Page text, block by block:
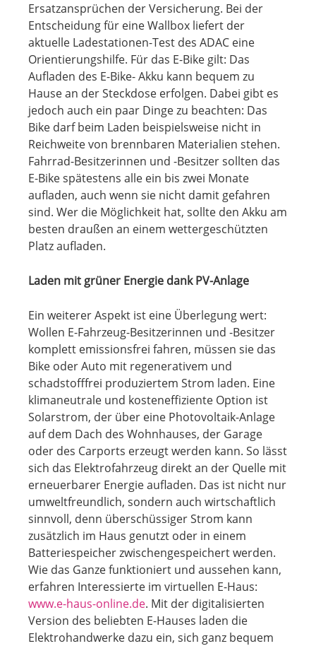
Ersatzansprüchen der Versicherung. Bei der
Entscheidung für eine Wallbox liefert der
aktuelle Ladestationen-Test des ADAC eine
Orientierungshilfe. Für das E-Bike gilt: Das
Aufladen des E-Bike- Akku kann bequem zu
Hause an der Steckdose erfolgen. Dabei gibt es
jedoch auch ein paar Dinge zu beachten: Das
Bike darf beim Laden beispielsweise nicht in
Reichweite von brennbaren Materialien stehen.
Fahrrad-Besitzerinnen und -Besitzer sollten das
E-Bike spätestens alle ein bis zwei Monate
aufladen, auch wenn sie nicht damit gefahren
sind. Wer die Möglichkeit hat, sollte den Akku am
besten draußen an einem wettergeschützten
Platz aufladen.
Laden mit grüner Energie dank PV-Anlage
Ein weiterer Aspekt ist eine Überlegung wert:
Wollen E-Fahrzeug-Besitzerinnen und -Besitzer
komplett emissionsfrei fahren, müssen sie das
Bike oder Auto mit regenerativem und
schadstofffrei produziertem Strom laden. Eine
klimaneutrale und kosteneffiziente Option ist
Solarstrom, der über eine Photovoltaik-Anlage
auf dem Dach des Wohnhauses, der Garage
oder des Carports erzeugt werden kann. So lässt
sich das Elektrofahrzeug direkt an der Quelle mit
erneuerbarer Energie aufladen. Das ist nicht nur
umweltfreundlich, sondern auch wirtschaftlich
sinnvoll, denn überschüssiger Strom kann
zusätzlich im Haus genutzt oder in einem
Batteriespeicher zwischengespeichert werden.
Wie das Ganze funktioniert und aussehen kann,
erfahren Interessierte im virtuellen E-Haus:
www.e-haus-online.de. Mit der digitalisierten
Version des beliebten E-Hauses laden die
Elektrohandwerke dazu ein, sich ganz bequem